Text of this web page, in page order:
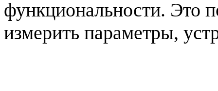
функциональности. Это
измерить параметры,